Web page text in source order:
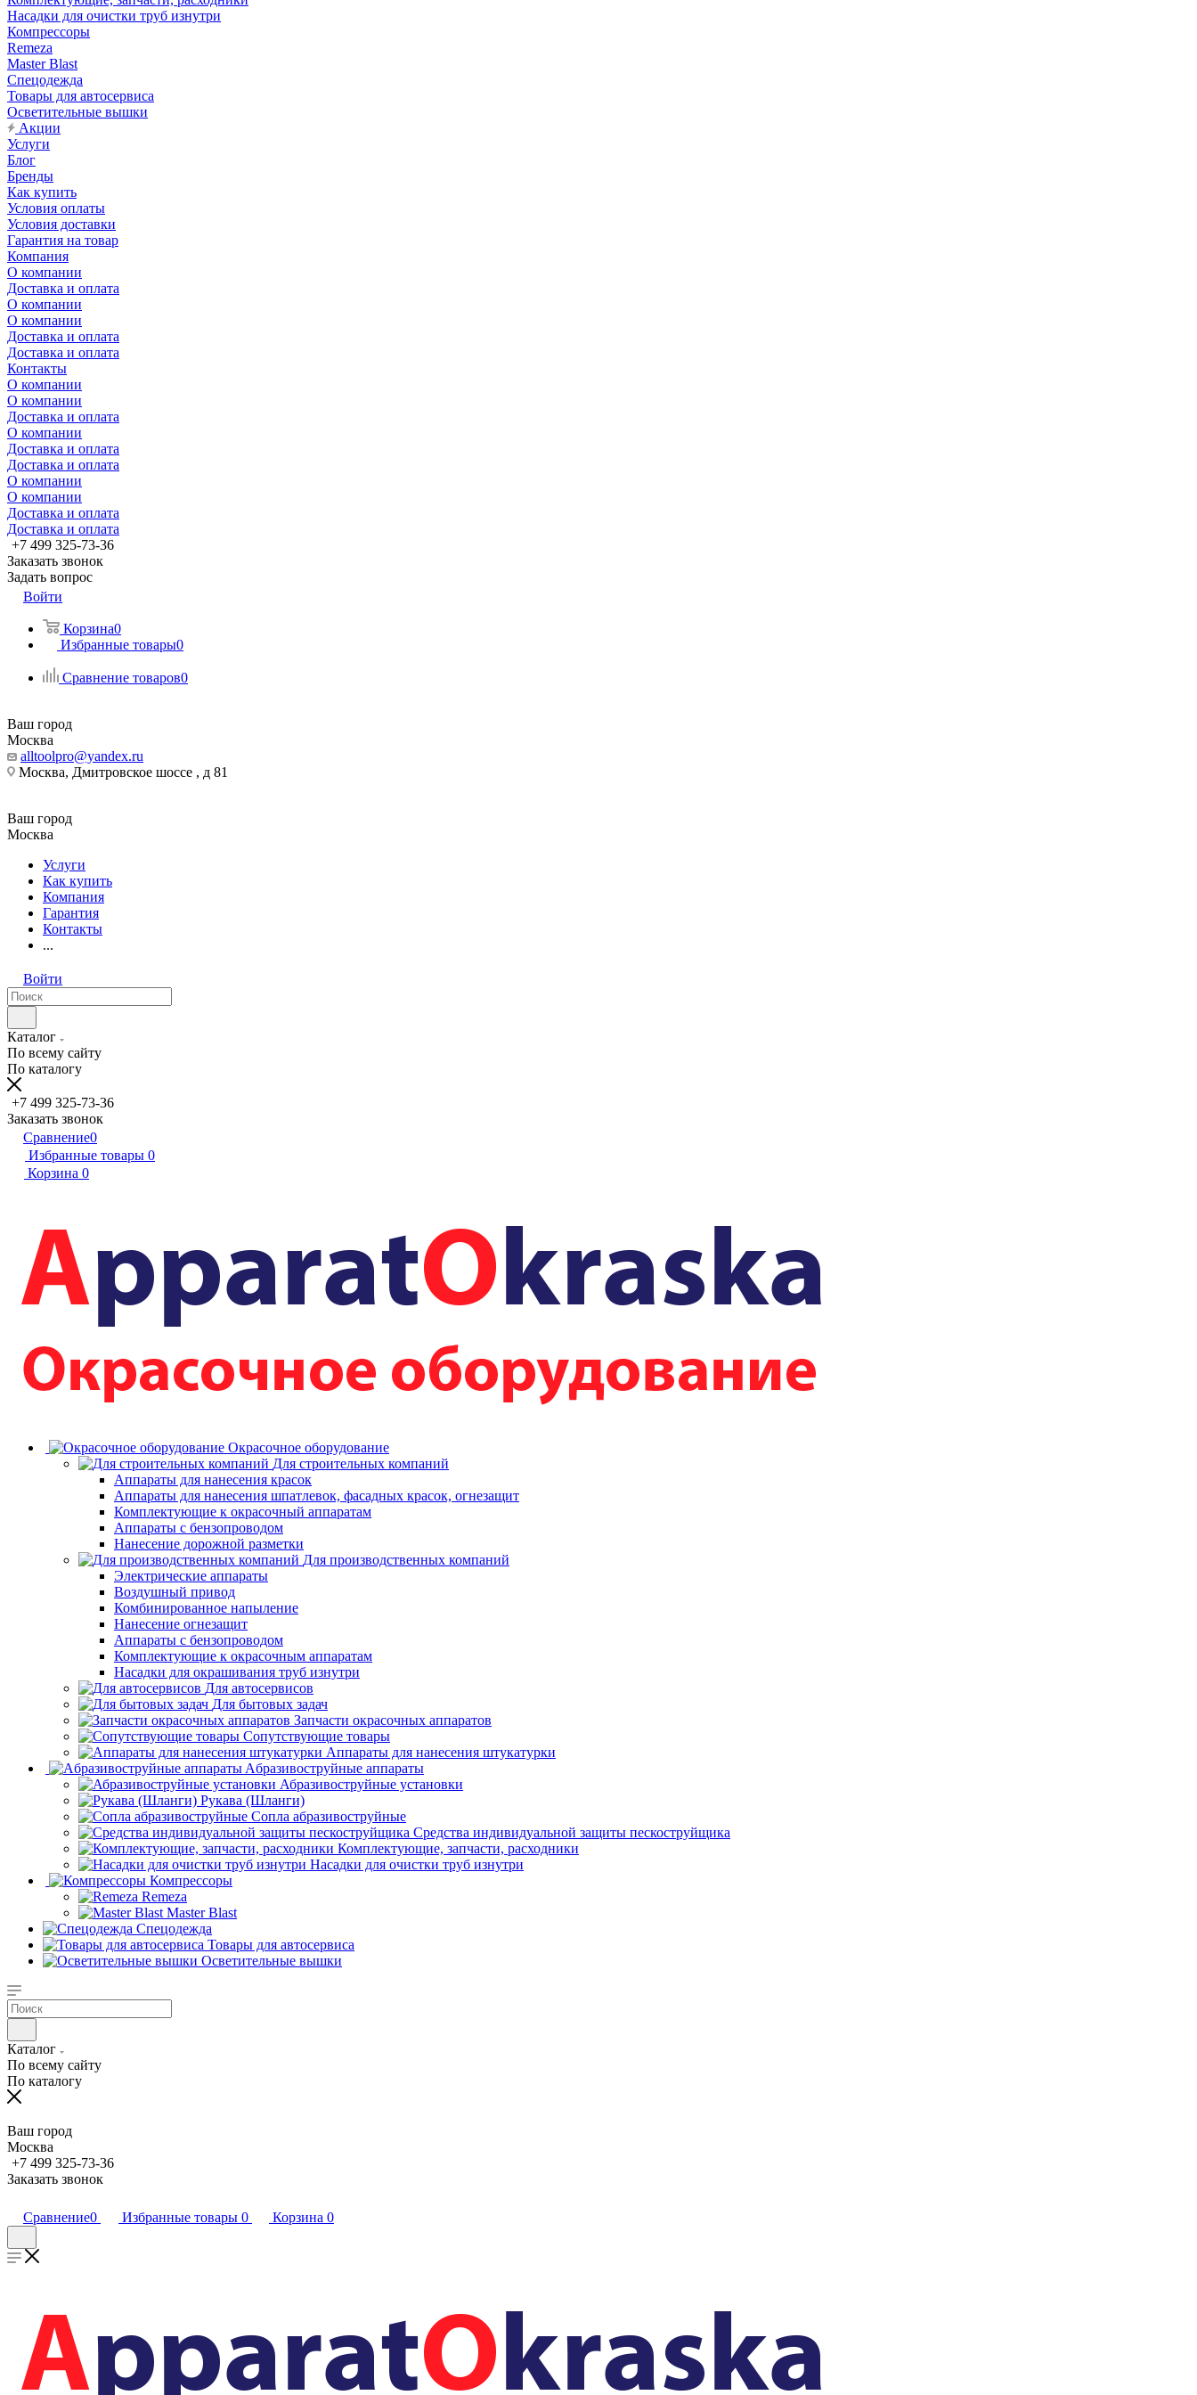
Насадки для очистки труб изнутри
Компрессоры
Remeza
Master Blast
Спецодежда
Товары для автосервиса
Осветительные вышки
Акции
Услуги
Блог
Бренды
Как купить
Условия оплаты
Условия доставки
Гарантия на товар
Компания
О компании
Доставка и оплата
О компании
О компании
Доставка и оплата
Доставка и оплата
Контакты
О компании
О компании
Доставка и оплата
О компании
Доставка и оплата
Доставка и оплата
О компании
О компании
Доставка и оплата
Доставка и оплата
+7 499 325-73-36
Заказать звонок
Задать вопрос
Войти
Корзина0
Избранные товары0
Сравнение товаров0
Ваш город
Москва
alltoolpro@yandex.ru
Москва, Дмитровское шоссе , д 81
Ваш город
Москва
Услуги
Как купить
Компания
Гарантия
Контакты
...
Войти
Каталог
По всему сайту
По каталогу
+7 499 325-73-36
Заказать звонок
Сравнение0
Избранные товары 0
Корзина 0
Окрасочное оборудование
Для строительных компаний
Аппараты для нанесения красок
Аппараты для нанесения шпатлевок, фасадных красок, огнезащит
Комплектующие к окрасочный аппаратам
Аппараты с бензопроводом
Нанесение дорожной разметки
Для производственных компаний
Электрические аппараты
Воздушный привод
Комбинированное напыление
Нанесение огнезащит
Аппараты с бензопроводом
Комплектующие к окрасочным аппаратам
Насадки для окрашивания труб изнутри
Для автосервисов
Для бытовых задач
Запчасти окрасочных аппаратов
Сопутствующие товары
Аппараты для нанесения штукатурки
Aбразивоструйные аппараты
Абразивоструйные установки
Рукава (Шланги)
Сопла абразивоструйные
Средства индивидуальной защиты пескоструйщика
Комплектующие, запчасти, расходники
Насадки для очистки труб изнутри
Компрессоры
Remeza
Master Blast
Спецодежда
Товары для автосервиса
Осветительные вышки
Каталог
По всему сайту
По каталогу
Ваш город
Москва
+7 499 325-73-36
Заказать звонок
Сравнение0 Избранные товары 0 Корзина 0